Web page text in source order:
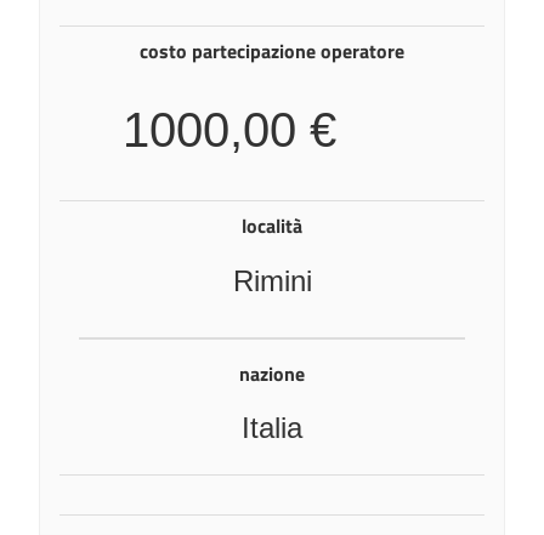
costo partecipazione operatore
1000,00 €
località
Rimini
nazione
Italia